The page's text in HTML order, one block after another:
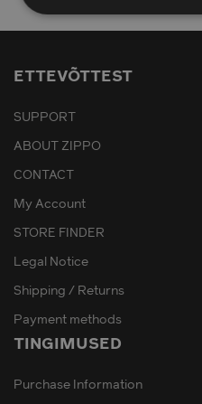
ETTEVÕTTEST
SUPPORT
ABOUT ZIPPO
CONTACT
My Account
STORE FINDER
Legal Notice
Shipping / Returns
Payment methods
TINGIMUSED
Purchase Information